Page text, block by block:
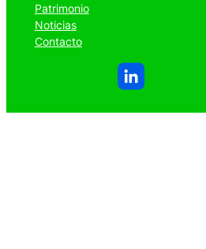
Patrimonio
Noticias
Contacto